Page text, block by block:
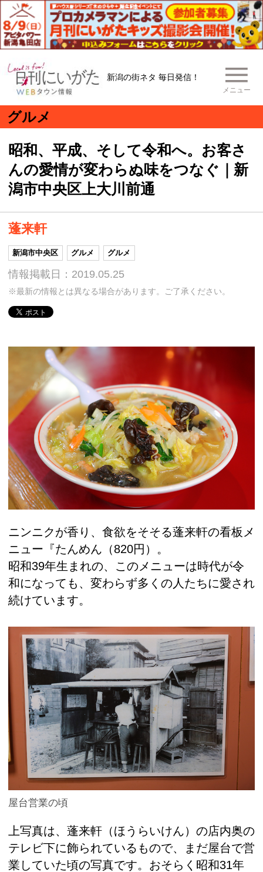
新潟の街ネタ 毎日発信！
メニュー
グルメ
昭和、平成、そして令和へ。お客さ
んの愛情が変わらぬ味をつなぐ｜新
潟市中央区上大川前通
蓬来軒
新潟市中央区 グルメ グルメ
情報掲載日：2019.05.25
※最新の情報とは異なる場合があります。ご了承ください。
ニンニクが香り、食欲をそそる蓬来軒の看板メ
ニュー『たんめん（820円）。
昭和39年生まれの、このメニューは時代が令
和になっても、変わらず多くの人たちに愛され
続けています。
屋台営業の頃
上写真は、蓬来軒（ほうらいけん）の店内奥の
テレビ下に飾られているもので、まだ屋台で営
業していた頃の写真です。おそらく昭和31年